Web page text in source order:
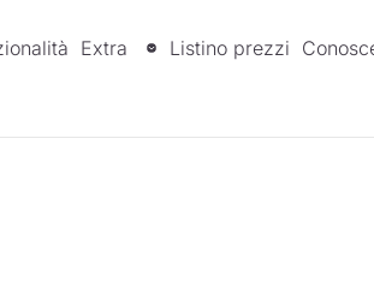
Extra Listino prezzi